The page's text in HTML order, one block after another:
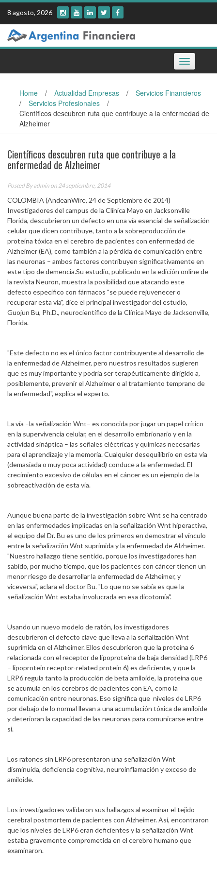
Skip
content
8 agosto, 2026
Toggle
navigation
Home / Actualidad Empresas /
Servicios Financieros
/
Servicios Profesionales
/
Científicos descubren ruta que contribuye a la enfermedad de
Alzheimer
Científicos descubren ruta que contribuye a la
enfermedad de Alzheimer
Posted Byadmin on 24 septiembre, 2014
COLOMBIA (AndeanWire, 24 de Septiembre de 2014)
Investigadores del campus de la Clínica Mayo en Jacksonville
Florida, descubrieron un defecto en una vía esencial de señalización
celular que dicen contribuye, tanto a la sobreproducción de
proteína tóxica en el cerebro de pacientes con enfermedad de
Alzheimer (EA), como también a la pérdida de comunicación entre
las neuronas – ambos factores contribuyen significativamente en
este tipo de demencia.Su estudio, publicado en la edición online de
la revista Neuron, muestra la posibilidad que atacando este
defecto específico con fármacos "se puede rejuvenecer o
recuperar esta vía", dice el principal investigador del estudio,
Guojun Bu, Ph.D., neurocientífico de la Clínica Mayo de Jacksonville,
Florida.
"Este defecto no es el único factor contribuyente al desarrollo de
la enfermedad de Alzheimer, pero nuestros resultados sugieren
que es muy importante y podría ser terapéuticamente dirigido a,
posiblemente, prevenir el Alzheimer o al tratamiento temprano de
la enfermedad", explica el experto.
La vía –la señalización Wnt– es conocida por jugar un papel crítico
en la supervivencia celular, en el desarrollo embrionario y en la
actividad sináptica – las señales eléctricas y químicas necesarias
para el aprendizaje y la memoria. Cualquier desequilibrio en esta vía
(demasiada o muy poca actividad) conduce a la enfermedad. El
crecimiento excesivo de células en el cáncer es un ejemplo de la
sobreactivación de esta vía.
Aunque buena parte de la investigación sobre Wnt se ha centrado
en las enfermedades implicadas en la señalización Wnt hiperactiva,
el equipo del Dr. Bu es uno de los primeros en demostrar el vínculo
entre la señalización Wnt suprimida y la enfermedad de Alzheimer.
"Nuestro hallazgo tiene sentido, porque los investigadores han
sabido, por mucho tiempo, que los pacientes con cáncer tienen un
menor riesgo de desarrollar la enfermedad de Alzheimer, y
viceversa", aclara el doctor Bu. "Lo que no se sabía es que la
señalización Wnt estaba involucrada en esa dicotomía".
Usando un nuevo modelo de ratón, los investigadores
descubrieron el defecto clave que lleva a la señalización Wnt
suprimida en el Alzheimer. Ellos descubrieron que la proteína 6
relacionada con el receptor de lipoproteína de baja densidad (LRP6
– lipoprotein receptor-related protein 6) es deficiente, y que la
LRP6 regula tanto la producción de beta amiloide, la proteína que
se acumula en los cerebros de pacientes con EA, como la
comunicación entre neuronas. Eso significa que niveles de LRP6
por debajo de lo normal llevan a una acumulación tóxica de amiloide
y deterioran la capacidad de las neuronas para comunicarse entre
sí.
Los ratones sin LRP6 presentaron una señalización Wnt
disminuida, deficiencia cognitiva, neuroinflamación y exceso de
amiloide.
Los investigadores validaron sus hallazgos al examinar el tejido
cerebral postmortem de pacientes con Alzheimer. Así, encontraron
que los niveles de LRP6 eran deficientes y la señalización Wnt
estaba gravemente comprometida en el cerebro humano que
examinaron.